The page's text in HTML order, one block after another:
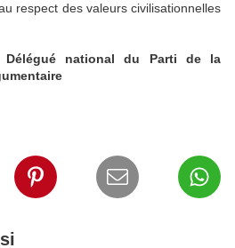
respect des valeurs civilisationnelles
Délégué national du Parti de la